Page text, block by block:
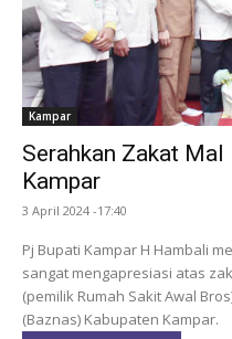
Kampar
Serahkan Zakat
Kampar
3 April 2024 -17:40
Pj Bupati Kampar H Hambali
sangat mengapresiasi atas
(pemilik Rumah Sakit Awal
(Baznas) Kabupaten Kampar.